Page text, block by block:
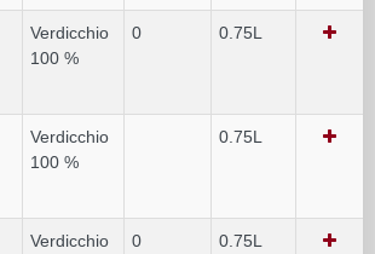
Verdicchio
100 %
0 0.75L
Verdicchio
100 %
0.75L
Verdicchio
0 0.75L